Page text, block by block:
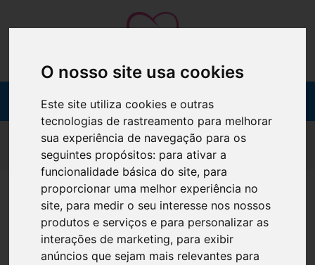
O nosso site usa cookies
Este site utiliza cookies e outras
tecnologias de rastreamento para melhorar
sua experiência de navegação para os
seguintes propósitos: para ativar a
funcionalidade básica do site, para
proporcionar uma melhor experiência no
site, para medir o seu interesse nos nossos
produtos e serviços e para personalizar as
interações de marketing, para exibir
anúncios que sejam mais relevantes para
INICIAR SESSÃO
Dados de autenticação
Utilizador